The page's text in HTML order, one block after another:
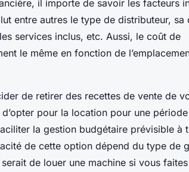
il importe de savoir les facteurs
entre autres le type de distributeur, sa
services inclus, etc. Aussi, le coût de
le même en fonction de
de retirer des recettes de vente de
pour la location pour une
la gestion budgétaire prévisible à
de cette option dépend du type de
de louer une machine si vous